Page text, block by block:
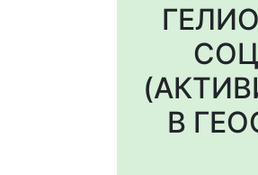
В